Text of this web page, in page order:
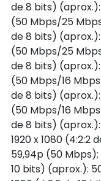
de 8 bits)
(50 Mbps/25
de 8 bits)
(50 Mbps/25
de 8 bits)
(50 Mbps/16
de 8 bits)
(50 Mbps/16
de 8 bits)
1920 x 1080 (4:2:2
59,94p (50 Mbps);
10 bits) (aprox.):